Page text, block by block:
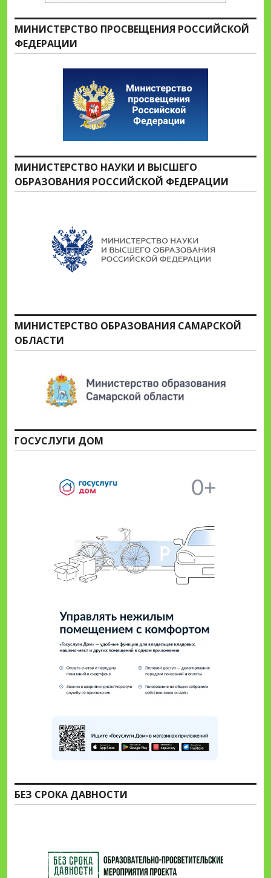
МИНИСТЕРСТВО ПРОСВЕЩЕНИЯ РОССИЙСКОЙ
ФЕДЕРАЦИИ
МИНИСТЕРСТВО НАУКИ И ВЫСШЕГО
ОБРАЗОВАНИЯ РОССИЙСКОЙ ФЕДЕРАЦИИ
МИНИСТЕРСТВО ОБРАЗОВАНИЯ САМАРСКОЙ
ОБЛАСТИ
ГОСУСЛУГИ ДОМ
БЕЗ СРОКА ДАВНОСТИ